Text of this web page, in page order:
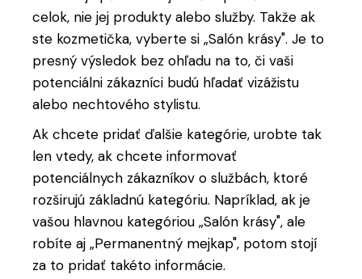
celok, nie jej produkty alebo služby. Takže ak
ste kozmetička, vyberte si „Salón krásy". Je to
presný výsledok bez ohľadu na to, či vaši
potenciálni zákazníci budú hľadať vizážistu
alebo nechtového stylistu.
Ak chcete pridať ďalšie kategórie, urobte tak
len vtedy, ak chcete informovať
potenciálnych zákazníkov o službách, ktoré
rozširujú základnú kategóriu. Napríklad, ak je
vašou hlavnou kategóriou „Salón krásy", ale
robíte aj „Permanentný mejkap", potom stojí
za to pridať takéto informácie.